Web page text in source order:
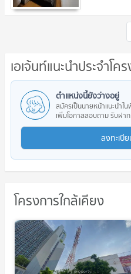
เอเจ้นท์แนะนำประจำโค
ตำแหน่งนี้ยังว่างอยู่
สมัครเป็นนายหน้าแนะนำใ
เพิ่มโอกาสสอบถาม รับฝา
ลงทะเบี
โครงการใกล้เคียง